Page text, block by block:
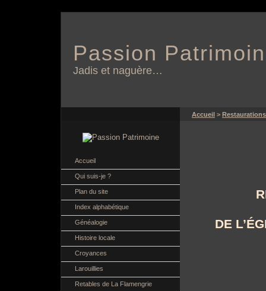
Passion
Jadis et naguère…
Accueil
Qui suis-je ?
Plan du site
Index alphabétique
Généalogie
Histoire locale
Croyances
Larouillies
Retables de La Flamengrie
Accueil > Restaurations
DE L’